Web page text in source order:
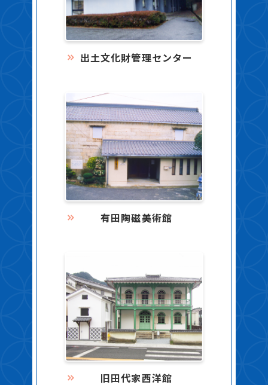
出土文化財管理センター
有田陶磁美術館
旧田代家西洋館